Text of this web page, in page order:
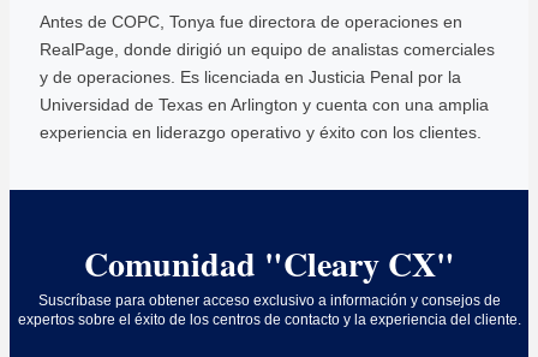
Antes de COPC, Tonya fue directora de operaciones en
RealPage, donde dirigió un equipo de analistas comerciales
y de operaciones. Es licenciada en Justicia Penal por la
Universidad de Texas en Arlington y cuenta con una amplia
experiencia en liderazgo operativo y éxito con los clientes.
Comunidad "Cleary CX"
Suscríbase para obtener acceso exclusivo a información y consejos de
expertos sobre el éxito de los centros de contacto y la experiencia del cliente.